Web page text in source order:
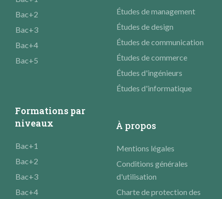
Bac+2
Bac+3
Bac+4
Bac+5
Études de management
Études de design
Études de communication
Études de commerce
Études d'ingénieurs
Études d'informatique
Formations par
niveaux
Bac+1
Bac+2
Bac+3
Bac+4
À propos
Mentions légales
Conditions générales
d'utilisation
Charte de protection des